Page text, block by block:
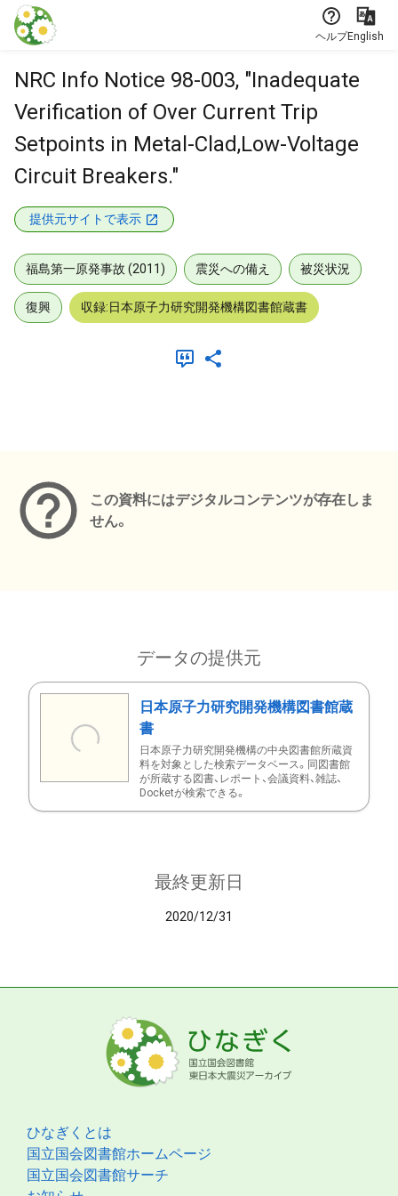
本文に飛ぶ
ヘルプEnglish
NRC Info Notice 98-003, "Inadequate
Verification of Over Current Trip
Setpoints in Metal-Clad,Low-Voltage
Circuit Breakers."
提供元サイトで表示
福島第一原発事故 (2011) 震災への備え 被災状況
復興 収録:日本原子力研究開発機構図書館蔵書
この資料にはデジタルコンテンツが存在しま
せん。
データの提供元
日本原子力研究開発機構図書館蔵
書
日本原子力研究開発機構の中央図書館所蔵資
料を対象とした検索データベース。同図書館
が所蔵する図書、レポート、会議資料、雑誌、
Docketが検索できる。
最終更新日
2020/12/31
ひなぎくとは
国立国会図書館ホームページ
国立国会図書館サーチ